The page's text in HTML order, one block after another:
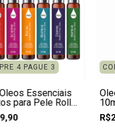
4 PAGUE 3
Essenciais
para Pele Roll